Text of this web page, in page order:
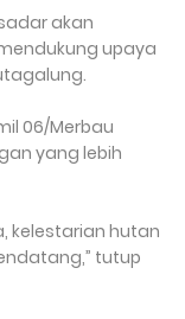
akan
upaya
06/Merbau
yang lebih
kelestarian hutan
tutup